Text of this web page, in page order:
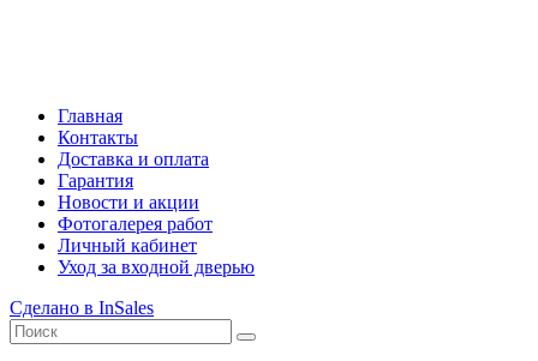
Главная
Контакты
Доставка и оплата
Гарантия
Новости и акции
Фотогалерея работ
Личный кабинет
Уход за входной дверью
Сделано в InSales